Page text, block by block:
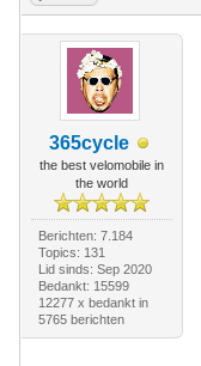
365cycle
the best velomobile in
the world
Berichten: 7.184
Topics: 131
Lid sinds: Sep 2020
Bedankt: 15599
12277 x bedankt in
5765 berichten